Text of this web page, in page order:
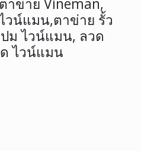
าข่าย Vineman,
วน์แมน,ตาข่าย รั้ว
ม ไวน์แมน, ลวด
ไวน์แมน